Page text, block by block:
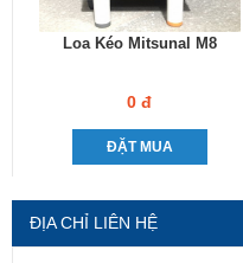
Loa Kéo Mitsunal M8
0 đ
ĐẶT MUA
ĐỊA CHỈ LIÊN HỆ